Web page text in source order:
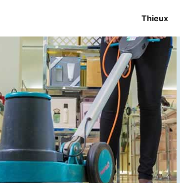
Thieux